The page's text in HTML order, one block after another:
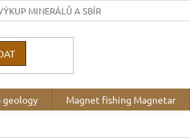
MINERÁLŮ A SBÍREK
geology Magnet fishing Magnetar